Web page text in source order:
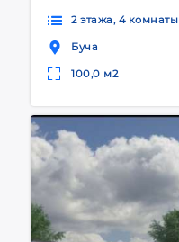
2 этажа, 4 комнаты
Буча
100,0 м2